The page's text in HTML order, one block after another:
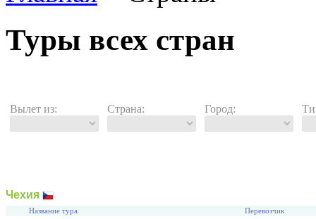
Туры всех стран
Вылет из: Страна: Город:
Чехия
Название тура Перевозчик